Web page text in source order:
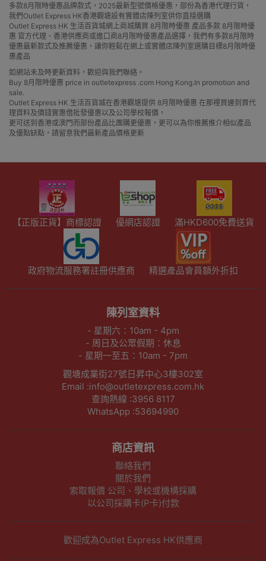
多款8月限時優惠品牌款式，2025最新型號價格優惠，部份為香港代理行貨，
我們Outlet Express HK香港觀塘設有實體店陳列室供你直接選購
Outlet Express HK 生活百貨城網上商城購買 8月限時優惠 產品多款 8月限時優
惠 官方代理、香港供應商或進口商8月限時優惠產品選擇，我們有多款8月限時
優惠最新款式及推薦優惠，讓你輕鬆在網上或實體店陳列室選購目標8月限時優
惠產品
如網站未及時更新資料，歡迎與我們聯絡。
Buy 8月限時優惠 price in outletexpress .com Hong Kong.In promotion and
sale.
Outlet Express HK 生活百貨城在香港觀塘提供 8月限時優惠 在那裡買邊到買代
理資料及價錢實惠借批發優惠以及公司學校報價，
更可送到香港或澳門而部份產品比團購更優惠，更可以為你推薦推介相似產品
及優點缺點，請留意我們最新產品價格更新
【正版正貨】商標認證 優網店認證 滿HKD600免費送貨
政府物流服務署註冊供應商 精選產品會員額外折扣
陳列室資料
- 星期六：10am - 4pm
- 周日及公眾假期：休息
- 星期一至五：10am - 7pm
觀塘成業街27號日昇中心3樓302室
Email :info@outletexpress.com.hk
查詢熱線 :3956 8117
WhatsApp :53694990
商店資訊
聯絡我們
關於我們
索取報價 公司、學校或機構採購
以公司採購卡(P卡)付款
歡迎成為Outlet Express HK供應商